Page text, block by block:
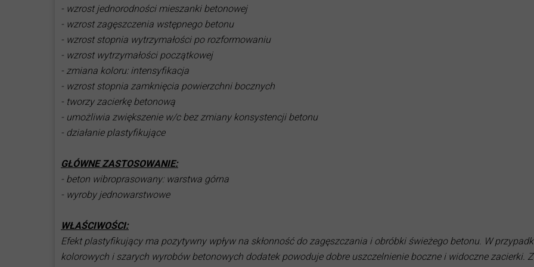
środki czyszczące
środki do betonów wymywanych
środki ochrony powierzchni
═════════════════════════════════════
porównanie farb płynnych ProDesign
product comparison
- wzrost jednorodności mieszanki betonowej
- wzrost zagęszczenia wstępnego betonu
- wzrost stopnia wytrzymałości po rozformowaniu
- wzrost wytrzymałości początkowej
- zmiana koloru: intensyfikacja
- wzrost stopnia zamknięcia powierzchni bocznych
- tworzy zacierkę betonową
- umożliwia zwiększenie w/c bez zmiany konsystencji betonu
- działanie plastyfikujące
GŁÓWNE ZASTOSOWANIE:
- beton wibroprasowany: warstwa górna
- wyroby jednowarstwowe
WŁAŚCIWOŚCI:
Efekt plastyfikujący ma pozytywny wpływ na skłonność do zagęszczania i obróbki świeżego betonu. W
kolorowych i szarych wyrobów betonowych dodatek powoduje dobre uszczelnienie boczne i widoczne zacierki.